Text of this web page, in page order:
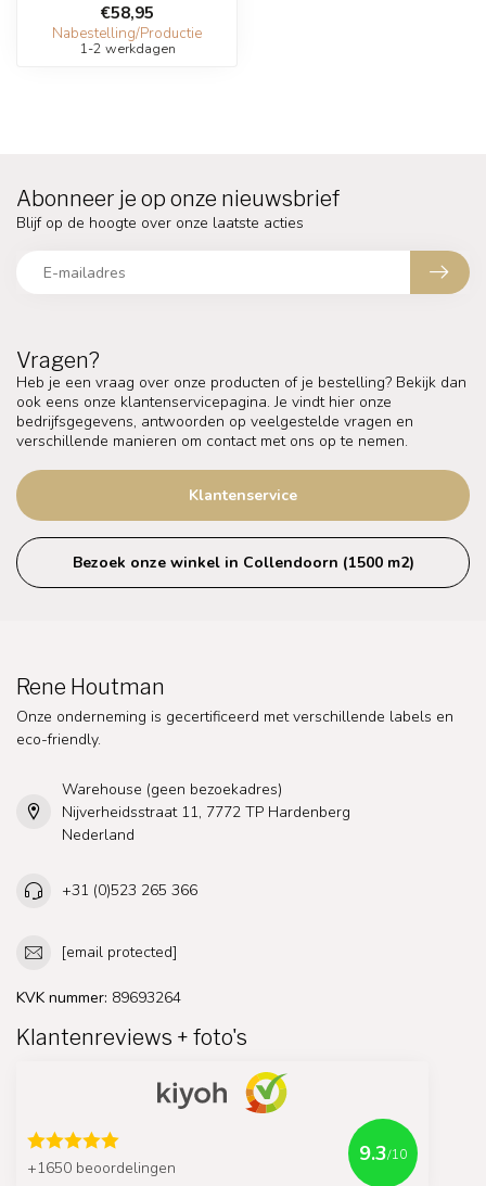
€58,95
Nabestelling/Productie
1-2 werkdagen
Vragen?
Heb je een vraag over onze producten of je bestelling? Bekijk dan
ook eens onze klantenservicepagina. Je vindt hier onze
bedrijfsgegevens, antwoorden op veelgestelde vragen en
verschillende manieren om contact met ons op te nemen.
Klantenservice
Bezoek onze winkel in Collendoorn (1500 m2)
Abonneer je op onze nieuwsbrief
Blijf op de hoogte over onze laatste acties
Rene Houtman
Onze onderneming is gecertificeerd met verschillende labels en
eco-friendly.
Warehouse (geen bezoekadres)
Nijverheidsstraat 11, 7772 TP Hardenberg
Nederland
+31 (0)523 265 366
[email protected]
KVK nummer: 89693264
Klantenreviews + foto's
+1650 beoordelingen
9.3/10